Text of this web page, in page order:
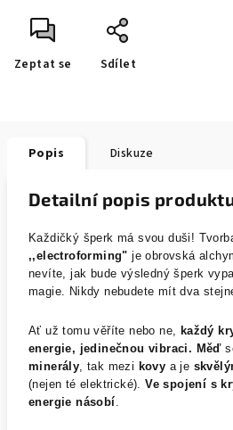
Zeptat se Sdílet
Popis Diskuze
Detailní popis
Každičký šperk má svou duši!
,,electroforming" je obrovská
nevíte, jak bude výsledný šperk
magie. Nikdy nebudete mít dva
Ať už tomu věříte nebo ne, každý
energie, jedinečnou vibraci. Měď
minerály, tak mezi kovy a je
(nejen té elektrické).Ve spojení s
energie násobí.